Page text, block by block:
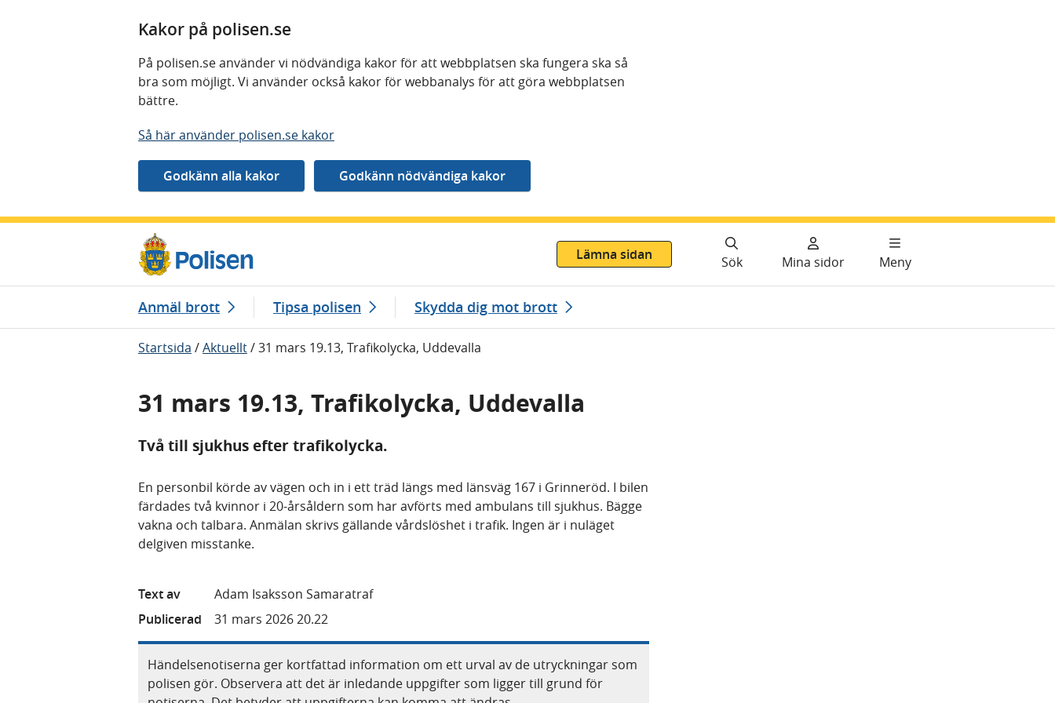
Kakor på polisen.se
På polisen.se använder vi nödvändiga kakor för att webbplatsen ska fungera ska så
bra som möjligt. Vi använder också kakor för webbanalys för att göra webbplatsen
bättre.
Så här använder polisen.se kakor
Lämna sidan
Sök Mina sidor Meny
Anmäl brott Tipsa polisen Skydda dig mot brott
Startsida /Aktuellt/31 mars 19.13, Trafikolycka, Uddevalla
31 mars 19.13, Trafikolycka, Uddevalla
Två till sjukhus efter trafikolycka.
En personbil körde av vägen och in i ett träd längs med länsväg 167 i Grinneröd. I bilen
färdades två kvinnor i 20-årsåldern som har avförts med ambulans till sjukhus. Bägge
vakna och talbara. Anmälan skrivs gällande vårdslöshet i trafik. Ingen är i nuläget
delgiven misstanke.
Text av
Adam Isaksson Samaratraf
Publicerad
31 mars 2026 20.22
Händelsenotiserna ger kortfattad information om ett urval av de utryckningar som
polisen gör. Observera att det är inledande uppgifter som ligger till grund för